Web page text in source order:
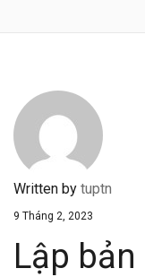
Written by tuptn
9 Tháng 2, 2023
Lập